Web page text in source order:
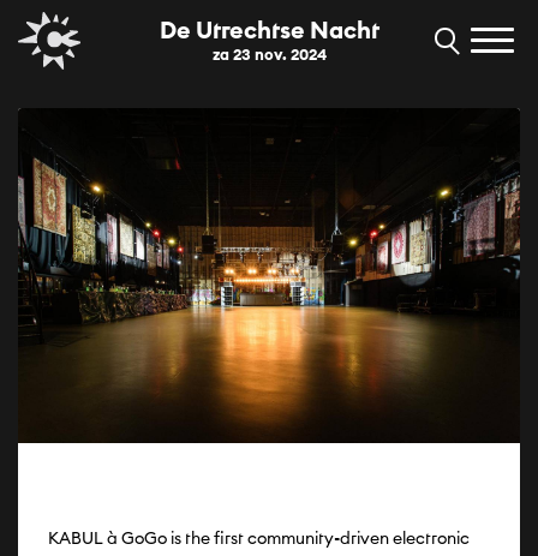
De Utrechtse Nacht
za 23 nov. 2024
KABUL à GoGo is the first community-driven electronic